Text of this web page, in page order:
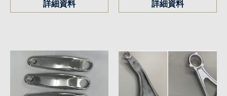
詳細資料 詳細資料